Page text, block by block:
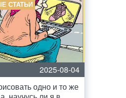
СТАТЬИ
2025-08-04
одно и то же